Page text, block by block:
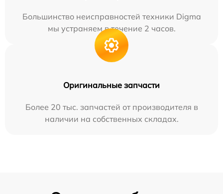
Большинство неисправностей техники Digma
мы устраняем в течение 2 часов.
Оригинальные запчасти
Более 20 тыс. запчастей от производителя в
наличии на собственных складах.